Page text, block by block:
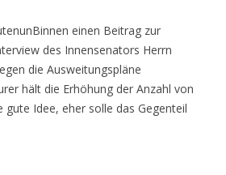
einen Beitrag zur
des Innensenators Herrn
die Ausweitungspläne
hält die Erhöhung der Anzahl von
Idee, eher solle das Gegenteil